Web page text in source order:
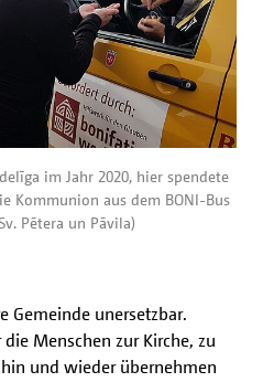
im Jahr 2020, hier spendete
Kommunion aus dem BONI-Bus
Pētera un Pāvila)
Gemeinde unersetzbar.
Menschen zur Kirche, zu
und wieder übernehmen